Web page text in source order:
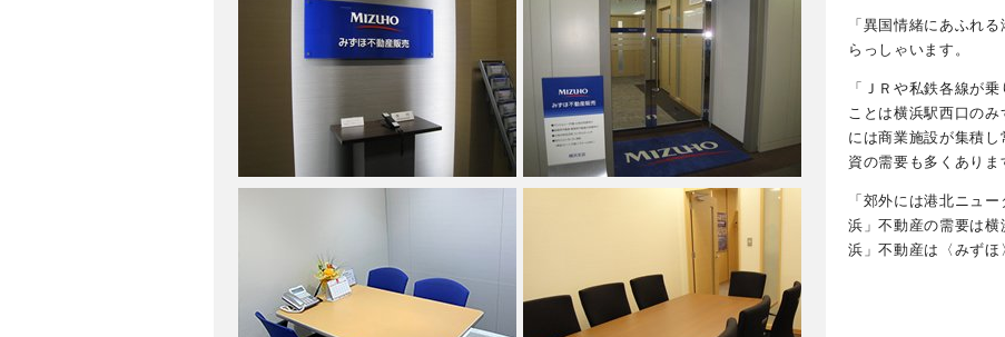
「異国情緒にあふれ
らっしゃいます。
「ＪＲや私鉄各線が
ことは横浜駅西口の
には商業施設が集積
資の需要も多くありま
「郊外には港北ニュ
浜」不動産の需要は
浜」不動産は〈みずほ